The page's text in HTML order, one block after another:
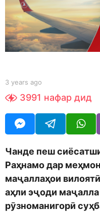
a
g
o
b
S
h
d
o
3 years ago
e
g
3991 нафар дид
Чанде пеш
Раҳнамо дар
маҷаллаҳои
аҳли эҷоди
рӯзноманигорӣ